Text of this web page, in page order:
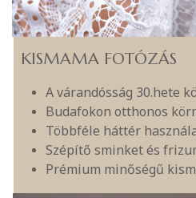
KISMAMA FOTÓZÁS
A várandósság 30.hete
Budafokon otthonos
Többféle háttér
Szépítő sminket és
Prémium minőségű